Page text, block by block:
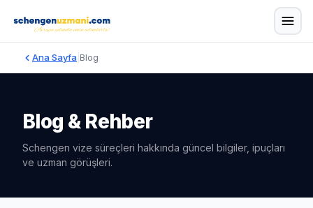
Ana Sayfa Blog
Blog & Rehber
Schengen vize süreçleri hakkında güncel bilgiler, ipuçları
ve uzman görüşleri.